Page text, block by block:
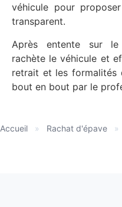
véhicule pour
transparent.
Après entente sur le
rachète le véhicule et
retrait et les formalités
bout en bout par le
Accueil » Rachat d'épave »